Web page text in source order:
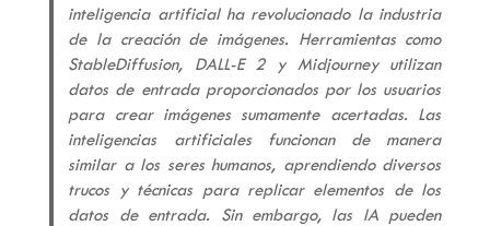
inteligencia artificial ha revolucionado la industria
de la creación de imágenes. Herramientas como
StableDiffusion, DALL-E 2 y Midjourney utilizan
datos de entrada proporcionados por los usuarios
para crear imágenes sumamente acertadas. Las
inteligencias artificiales funcionan de manera
similar a los seres humanos, aprendiendo diversos
trucos y técnicas para replicar elementos de los
datos de entrada. Sin embargo, las IA pueden